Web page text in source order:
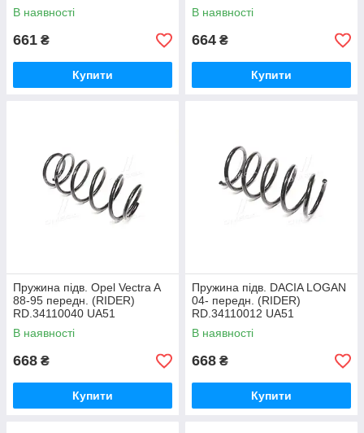
В наявності
661 ₴
Купити
В наявності
664 ₴
Купити
Пружина підв. Opel Vectra A
88-95 передн. (RIDER)
RD.34110040 UA51
В наявності
668 ₴
Купити
Пружина підв. DACIA LOGAN
04- передн. (RIDER)
RD.34110012 UA51
В наявності
668 ₴
Купити